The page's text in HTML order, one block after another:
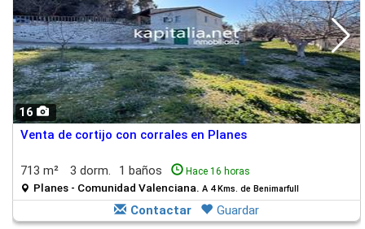
16
Venta de cortijo con corrales en Planes
713 m² 3 dorm. 1 baños Hace 16 horas
Planes - Comunidad Valenciana. A 4 Kms. de Benimarfull
Contactar Guardar